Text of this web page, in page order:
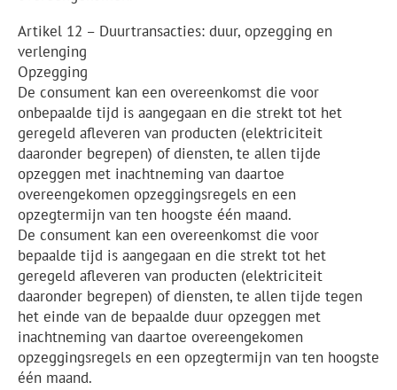
Artikel 12 – Duurtransacties: duur, opzegging en
verlenging
Opzegging
De consument kan een overeenkomst die voor
onbepaalde tijd is aangegaan en die strekt tot het
geregeld afleveren van producten (elektriciteit
daaronder begrepen) of diensten, te allen tijde
opzeggen met inachtneming van daartoe
overeengekomen opzeggingsregels en een
opzegtermijn van ten hoogste één maand.
De consument kan een overeenkomst die voor
bepaalde tijd is aangegaan en die strekt tot het
geregeld afleveren van producten (elektriciteit
daaronder begrepen) of diensten, te allen tijde tegen
het einde van de bepaalde duur opzeggen met
inachtneming van daartoe overeengekomen
opzeggingsregels en een opzegtermijn van ten hoogste
één maand.